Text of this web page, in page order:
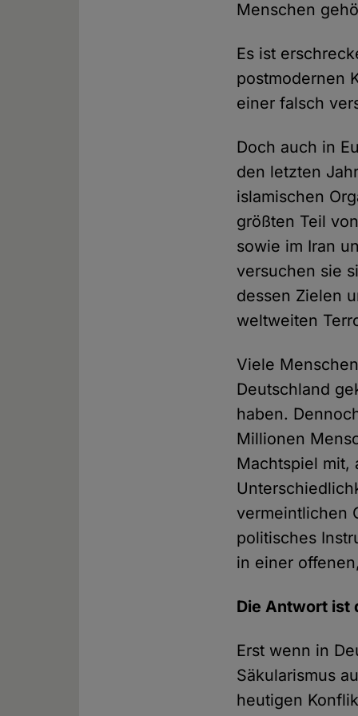
Menschen
Es ist
postmodernen
einer falsch
Doch auch in
den letzten
islamischen
größten Teil
sowie im Iran
versuchen sie
dessen Zielen
weltweiten
Viele
Deutschland
haben.
Millionen
Machtspiel mit,
vermeintlichen
politisches
in einer
Die Antwort ist
Erst wenn in
Säkularismus
heutigen